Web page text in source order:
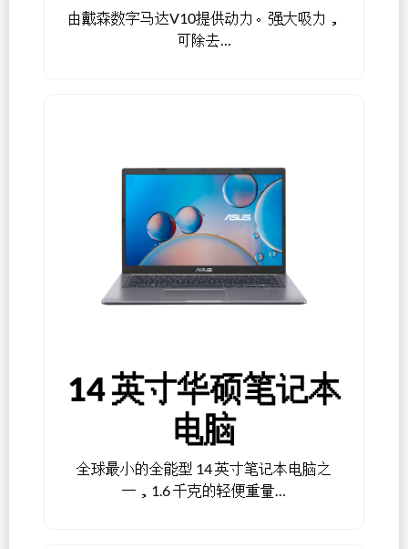
由戴森数字马达V10提供动力。强大吸力，
可除去…
14 英寸华硕笔记本
电脑
全球最小的全能型 14 英寸笔记本电脑之
一，1.6 千克的轻便重量…